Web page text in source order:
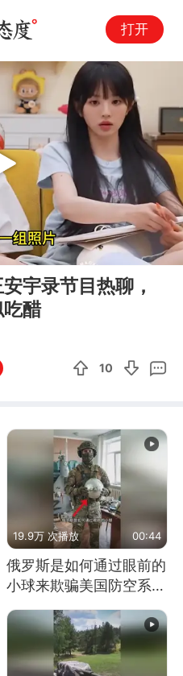
打开
03:19
Play
宇录节目热聊，
醋
10
19.9万 次播放 00:44
俄罗斯是如何通过眼前的
小球来欺骗美国防空系统